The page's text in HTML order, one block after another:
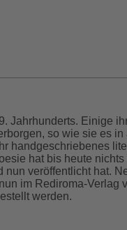
Jahrhunderts. Einige
so wie sie es
handgeschriebenes
hat bis heute
veröffentlicht hat.
im Rediroma-Verlag
werden.